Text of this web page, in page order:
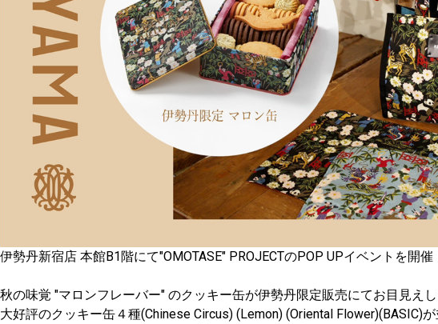
伊勢丹新宿店 本館B1階にて"OMOTASE" PROJECTのPOP UPイベントを開催
秋の味覚 "マロンフレーバー" のクッキー缶が伊勢丹限定販売にてお目見えし
大好評のクッキー缶４種(Chinese Circus) (Lemon) (Oriental Flower)(BASIC)が